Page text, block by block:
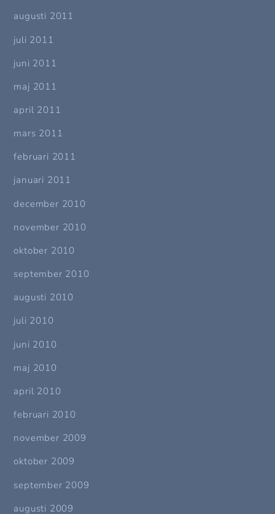
augusti 2011
juli 2011
juni 2011
maj 2011
april 2011
mars 2011
februari 2011
januari 2011
december 2010
november 2010
oktober 2010
september 2010
augusti 2010
juli 2010
juni 2010
maj 2010
april 2010
februari 2010
november 2009
oktober 2009
september 2009
augusti 2009